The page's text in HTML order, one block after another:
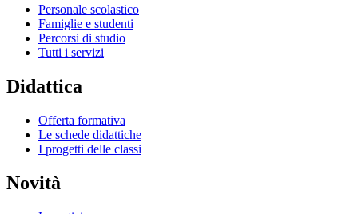
Personale scolastico
Famiglie e studenti
Percorsi di studio
Tutti i servizi
Didattica
Offerta formativa
Le schede didattiche
I progetti delle classi
Novità